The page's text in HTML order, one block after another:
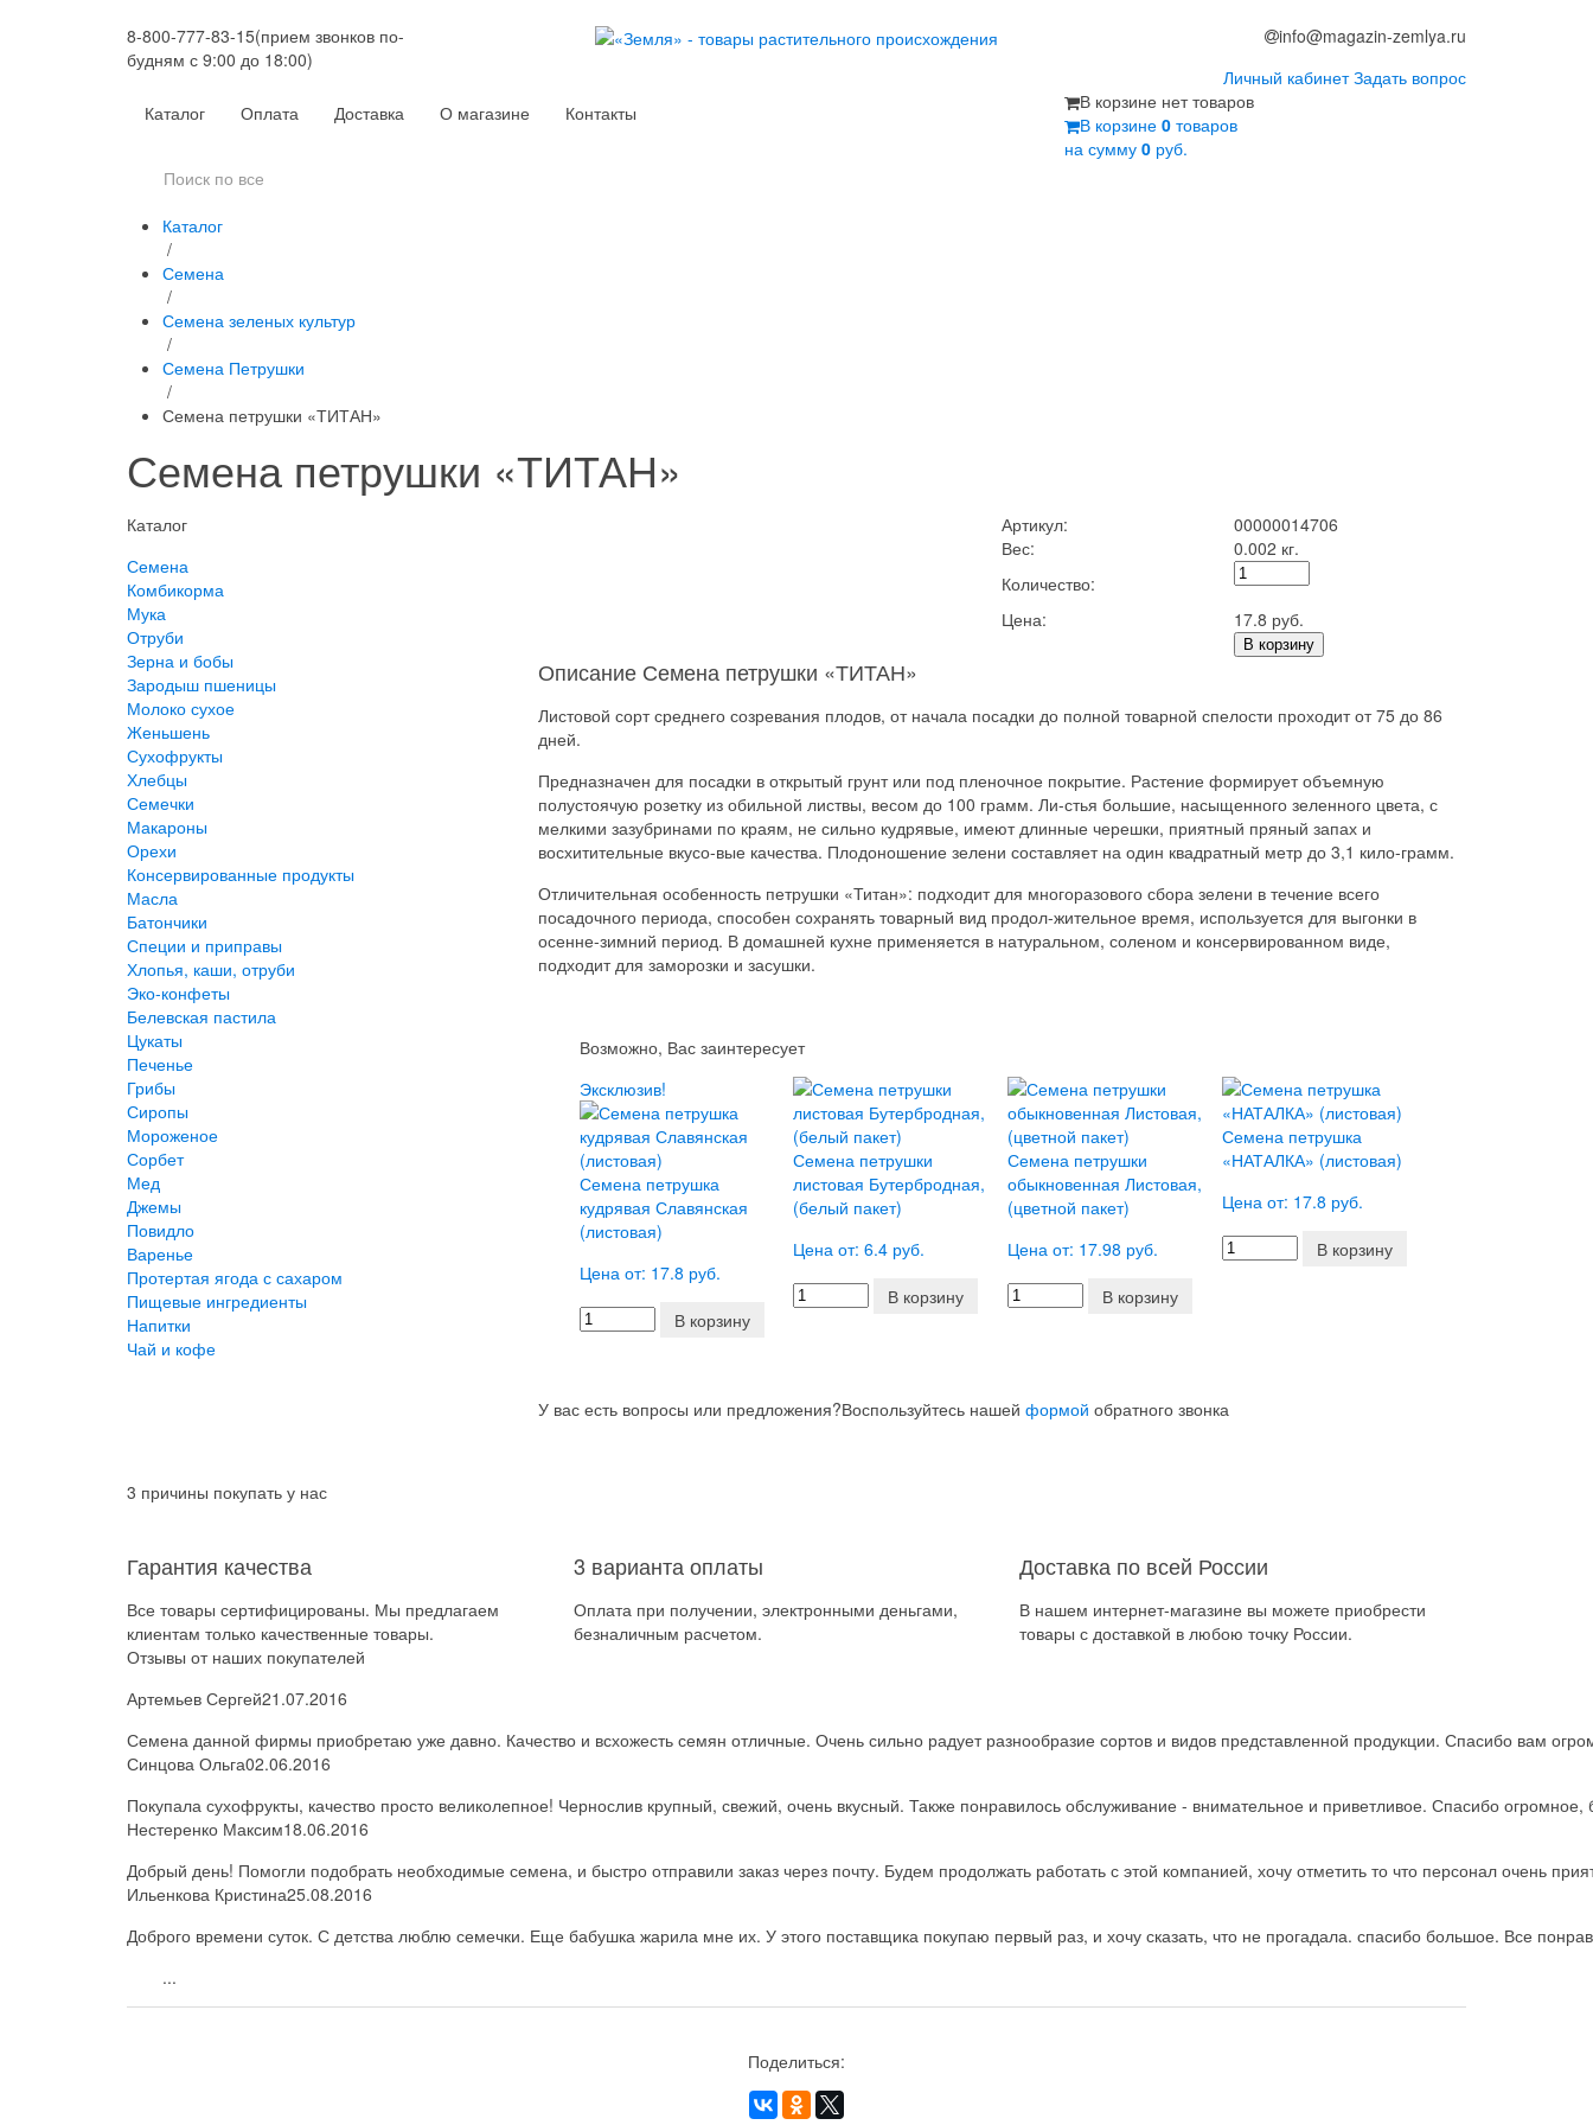
8-800-777-83-15(прием звонков по-
будням с 9:00 до 18:00)
info@magazin-zemlya.ru
Личный кабинет Задать вопрос
Каталог
Оплата Доставка О магазине Контакты
В корзине нет товаров
В корзине 0 товаров
на сумму 0 руб.
Каталог
/
Семена
/
Семена зеленых культур
/
Семена Петрушки
/
Семена петрушки «ТИТАН»
Семена петрушки «ТИТАН»
Каталог
Семена
Комбикорма
Мука
Отруби
Зерна и бобы
Зародыш пшеницы
Молоко сухое
Женьшень
Сухофрукты
Хлебцы
Семечки
Макароны
Орехи
Консервированные продукты
Масла
Батончики
Специи и приправы
Хлопья, каши, отруби
Эко-конфеты
Белевская пастила
Цукаты
Печенье
Грибы
Сиропы
Мороженое
Сорбет
Мед
Джемы
Повидло
Варенье
Протертая ягода с сахаром
Пищевые ингредиенты
Напитки
Чай и кофе
Артикул:
00000014706
Вес:
0.002 кг.
Количество:
Цена:
17.8 руб.
В корзину
Описание Семена петрушки «ТИТАН»
Листовой сорт среднего созревания плодов, от начала посадки до полной товарной спелости проходит от 75 до 86
дней.
Предназначен для посадки в открытый грунт или под пленочное покрытие. Растение формирует объемную
полустоячую розетку из обильной листвы, весом до 100 грамм. Ли-стья большие, насыщенного зеленного цвета, с
мелкими зазубринами по краям, не сильно кудрявые, имеют длинные черешки, приятный пряный запах и
восхитительные вкусо-вые качества. Плодоношение зелени составляет на один квадратный метр до 3,1 кило-грамм.
Отличительная особенность петрушки «Титан»: подходит для многоразового сбора зелени в течение всего
посадочного периода, способен сохранять товарный вид продол-жительное время, используется для выгонки в
осенне-зимний период. В домашней кухне применяется в натуральном, соленом и консервированном виде,
подходит для заморозки и засушки.
Возможно, Вас заинтересует
Эксклюзив!
Семена петрушка
кудрявая Славянская
(листовая)
Цена от: 17.8 руб.
В корзину
Семена петрушки
листовая Бутербродная,
(белый пакет)
Цена от: 6.4 руб.
В корзину
Семена петрушки
обыкновенная Листовая,
(цветной пакет)
Цена от: 17.98 руб.
В корзину
Семена петрушка
«НАТАЛКА» (листовая)
Цена от: 17.8 руб.
В корзину
У вас есть вопросы или предложения?Воспользуйтесь нашей формой обратного звонка
3 причины покупать у нас
Гарантия качества
Все товары сертифицированы. Мы предлагаем
клиентам только качественные товары.
3 варианта оплаты
Оплата при получении, электронными деньгами,
безналичным расчетом.
Доставка по всей России
В нашем интернет-магазине вы можете приобрести
товары с доставкой в любою точку России.
Отзывы от наших покупателей
Артемьев Сергей21.07.2016
Семена данной фирмы приобретаю уже давно. Качество и всхожесть семян отличные. Очень сильно радует разнообразие сортов и видов представленной продукции. Спасибо вам
Синцова Ольга02.06.2016
Покупала сухофрукты, качество просто великолепное! Чернослив крупный, свежий, очень вкусный. Также понравилось обслуживание - внимательное и приветливое. Спасибо огромное,
Нестеренко Максим18.06.2016
Добрый день! Помогли подобрать необходимые семена, и быстро отправили заказ через почту. Будем продолжать работать с этой компанией, хочу отметить то что персонал очень
Ильенкова Кристина25.08.2016
Доброго времени суток. С детства люблю семечки. Еще бабушка жарила мне их. У этого поставщика покупаю первый раз, и хочу сказать, что не прогадала. спасибо большое. Все
...
Поделиться: